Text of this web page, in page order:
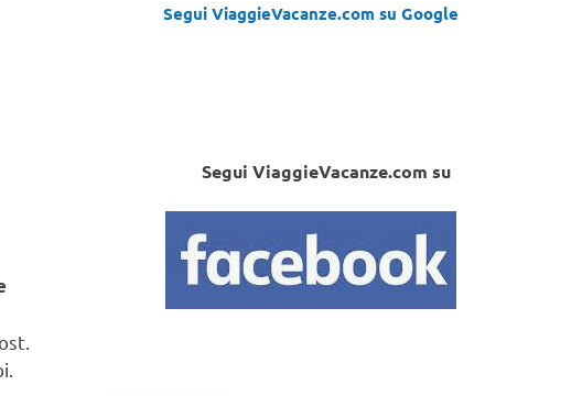
Segui ViaggieVacanze.com su Google
Segui ViaggieVacanze.com su